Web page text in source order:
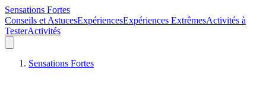
Sensations Fortes
Conseils et AstucesExpériencesExpériences ExtrêmesActivités à
TesterActivités
Sensations Fortes